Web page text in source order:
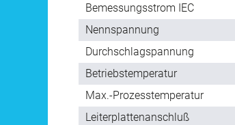
Bemessungsstrom IEC
Nennspannung
Durchschlagspannung
Betriebstemperatur
Max.-Prozesstemperatur
Leiterplattenanschluß